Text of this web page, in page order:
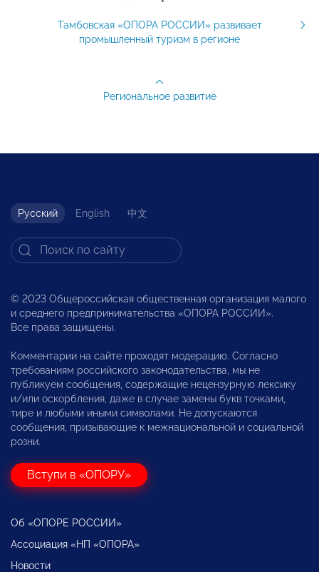
Тамбовская «ОПОРА РОССИИ» развивает
промышленный туризм в регионе
Региональное развитие
Русский English 中文
© 2023 Общероссийская общественная организация малого
и среднего предпринимательства «ОПОРА РОССИИ».
Все права защищены.
Комментарии на сайте проходят модерацию. Согласно
требованиям российского законодательства, мы не
публикуем сообщения, содержащие нецензурную лексику
и/или оскорбления, даже в случае замены букв точками,
тире и любыми иными символами. Не допускаются
сообщения, призывающие к межнациональной и социальной
розни.
Вступи в «ОПОРУ»
Об «ОПОРЕ РОССИИ»
Ассоциация «НП «ОПОРА»
Новости